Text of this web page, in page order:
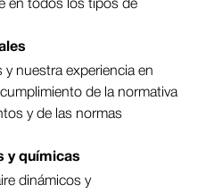
nuestra experiencia en
de la normativa
y de las normas
y químicas
dinámicos y